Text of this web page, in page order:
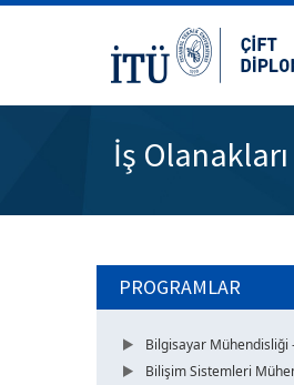
İş Olanakları
PROGRAMLAR
Bilgisayar Mühendisliği
Bilişim Sistemleri